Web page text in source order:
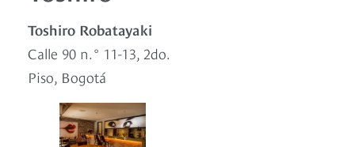
Toshiro Robatayaki
Calle 90 n.° 11-13, 2do.
Piso, Bogotá